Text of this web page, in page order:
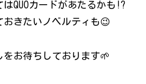
QUOカードがあたるかも!?
きたいノベルティも😉
お待ちしております🌱